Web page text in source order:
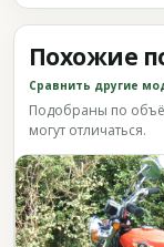
Похожие
Сравнить другие
Подобраны по
могут отличаться.